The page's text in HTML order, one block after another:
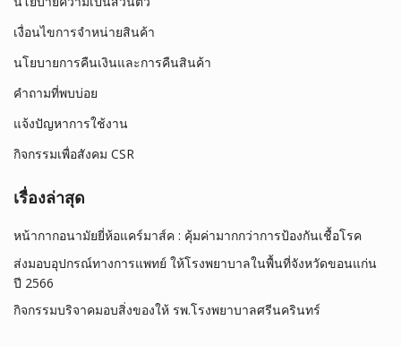
เงื่อนไขการจำหน่ายสินค้า
นโยบายการคืนเงินและการคืนสินค้า
คำถามที่พบบ่อย
แจ้งปัญหาการใช้งาน
กิจกรรมเพื่อสังคม CSR
เรื่องล่าสุด
หน้ากากอนามัยยี่ห้อแคร์มาส์ค : คุ้มค่ามากกว่าการป้องกันเชื้อโรค
ส่งมอบอุปกรณ์ทางการแพทย์ ให้โรงพยาบาลในพื้นที่จังหวัดขอนแก่น
ปี 2566
กิจกรรมบริจาคมอบสิ่งของให้ รพ.โรงพยาบาลศรีนครินทร์